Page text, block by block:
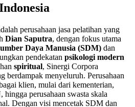
perusahaan jasa pelatihan yang
Dian Saputra, dengan fokus utama
Daya Manusia (SDM) dan
pendekatan psikologi modern
spiritual, Sinergi Corpora
berdampak menyeluruh. Perusahaan
klien, mulai dari kementerian,
perusahaan swasta skala
Dengan visi mencetak SDM dan